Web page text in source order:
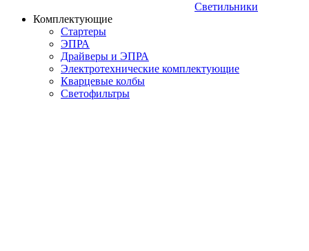
Светильники
Комплектующие
Стартеры
ЭПРА
Драйверы и ЭПРА
Электротехнические комплектующие
Кварцевые колбы
Светофильтры